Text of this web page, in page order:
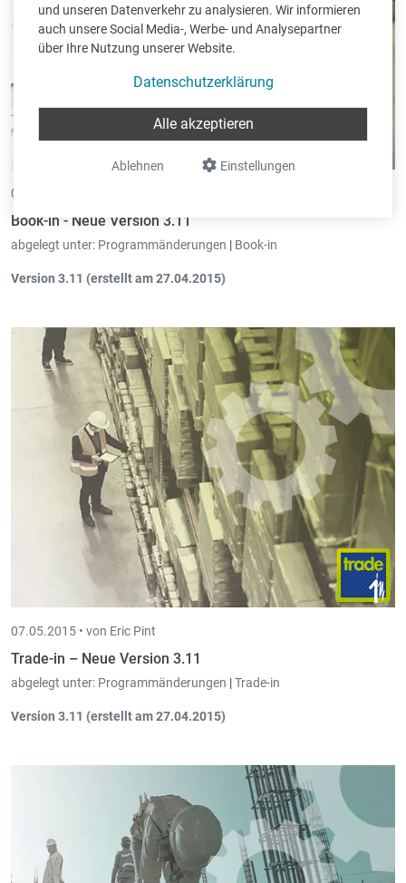
und unseren Datenverkehr zu analysieren. Wir informieren
auch unsere Social Media-, Werbe- und Analysepartner
über Ihre Nutzung unserer Website.
Datenschutzerklärung
Einstellungen
Ablehnen
Alle akzeptieren
07.05.2015 •
Book-in - Neue Version 3.11
abgelegt unter: Programmänderungen | Book-in
Version 3.11 (erstellt am 27.04.2015)
sowie der eCDF Bilanz.
Umbuchungen - Löhne:Die Lohnumbuchungen können direkt
aus Pay-in eingelesen werden.
07.05.2015 • von Eric Pint
Trade-in – Neue Version 3.11
abgelegt unter: Programmänderungen |Trade-in
Version 3.11 (erstellt am 27.04.2015)
Ausdrucke.
Wird im Detail des Auftragsschirms derEk-Preis manuell oder
automatisch verändert
, so wird der Sk-Preis an die Summe
neuen Ek-Preis mit denaktuellen Artikelunkostengesetzt.